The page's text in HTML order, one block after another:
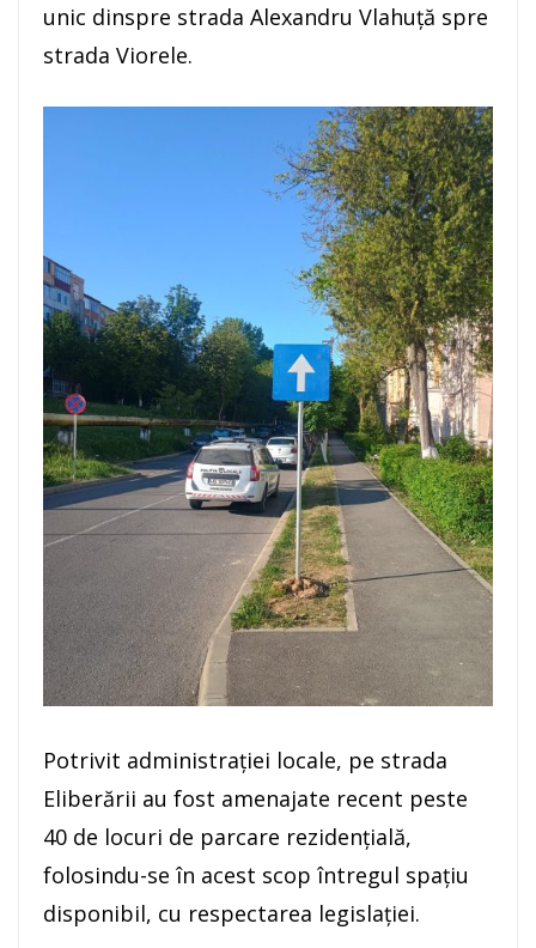
unic dinspre strada Alexandru Vlahuță spre
strada Viorele.
Potrivit administrației locale, pe strada
Eliberării au fost amenajate recent peste
40 de locuri de parcare rezidențială,
folosindu-se în acest scop întregul spațiu
disponibil, cu respectarea legislației.